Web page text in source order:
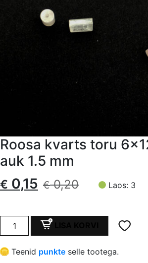
Roosa kvarts toru
auk 1.5 mm
€0,20
Algne
oli:
€ 0,20.
€ 0,15
Current
is:
€ 0,15.
Laos: 3
Roosa
kvarts
toru
6x12x4
Teenid punkte selle tootega.